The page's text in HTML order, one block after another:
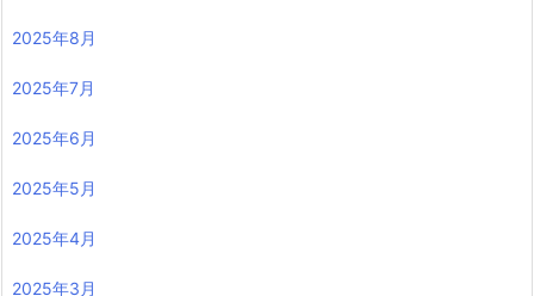
2025年8月
2025年7月
2025年6月
2025年5月
2025年4月
2025年3月